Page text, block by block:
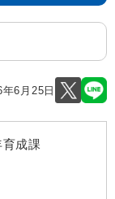
6月25日
成課